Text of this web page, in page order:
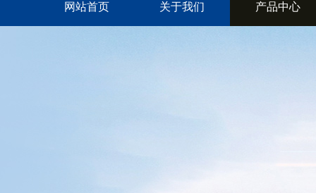
网站首页 关于我们 产品中心